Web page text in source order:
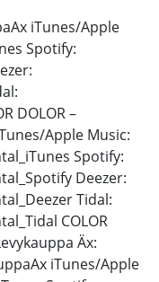
iTunes/Apple
Spotify:
DOLOR –
Apple Music:
Spotify:
Deezer:
Tidal:
COLOR
Äx:
iTunes/Apple